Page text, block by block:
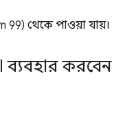
99) থেকে পাওয়া যায়।
ব্যবহার করবেন